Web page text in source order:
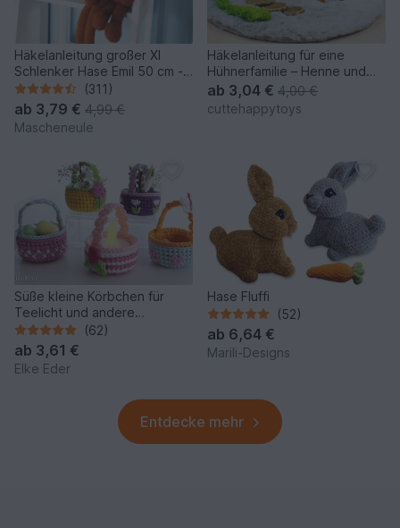
Häkelanleitung großer Xl
Schlenker Hase Emil 50 cm -
Schlenkertier(311)
ab 3,79 € 4,99 €
Mascheneule
Häkelanleitung für eine
Hühnerfamilie – Henne und
Küken aus Chenillegarn
ab 3,04 € 4,00 €
cuttehappytoys
Süße kleine Körbchen für
Teelicht und andere
Kleinigkeiten(62)
ab 3,61 €
Elke Eder
Hase Fluffi
(52)
ab 6,64 €
Marili-Designs
Entdecke mehr